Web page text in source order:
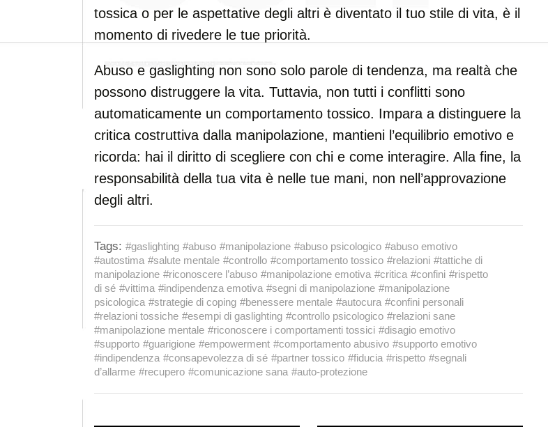
tossica o per le aspettative degli altri è diventato il tuo stile di vita, è il
momento di rivedere le tue priorità.
Abuso e gaslighting non sono solo parole di tendenza, ma realtà che
possono distruggere la vita. Tuttavia, non tutti i conflitti sono
automaticamente un comportamento tossico. Impara a distinguere la
critica costruttiva dalla manipolazione, mantieni l’equilibrio emotivo e
ricorda: hai il diritto di scegliere con chi e come interagire. Alla fine, la
responsabilità della tua vita è nelle tue mani, non nell’approvazione
degli altri.
Tags: #gaslighting #abuso #manipolazione #abuso psicologico #abuso emotivo
#autostima #salute mentale #controllo #comportamento tossico #relazioni #tattiche di
manipolazione #riconoscere l’abuso #manipolazione emotiva #critica #confini #rispetto
di sé #vittima #indipendenza emotiva #segni di manipolazione #manipolazione
psicologica #strategie di coping #benessere mentale #autocura #confini personali
#relazioni tossiche #esempi di gaslighting #controllo psicologico #relazioni sane
#manipolazione mentale #riconoscere i comportamenti tossici #disagio emotivo
#supporto #guarigione #empowerment #comportamento abusivo #supporto emotivo
#indipendenza #consapevolezza di sé #partner tossico #fiducia #rispetto #segnali
d’allarme #recupero #comunicazione sana #auto-protezione